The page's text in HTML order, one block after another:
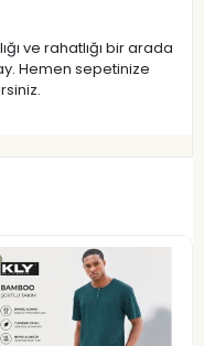
ve rahatlığı bir arada
Hemen sepetinize